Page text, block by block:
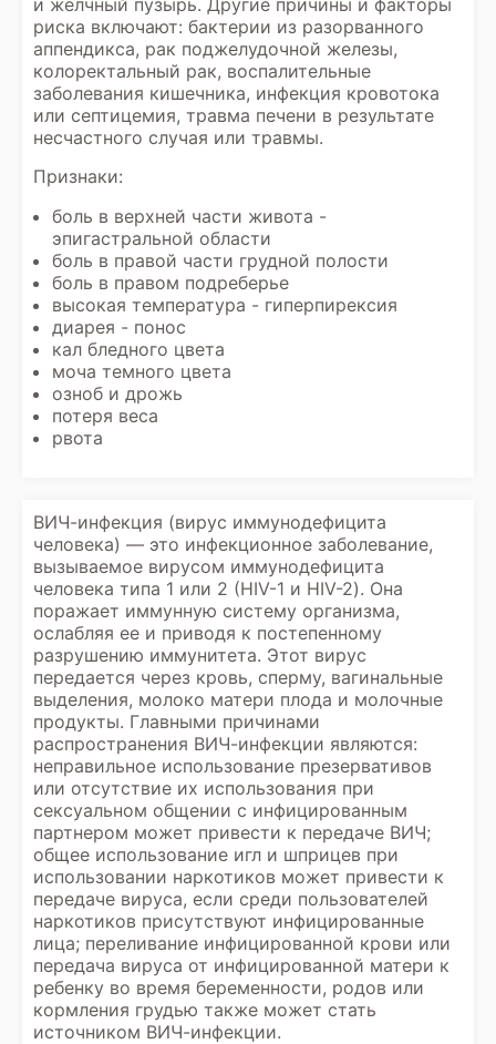
и желчный пузырь. Другие причины и факторы
риска включают: бактерии из разорванного
аппендикса, рак поджелудочной железы,
колоректальный рак, воспалительные
заболевания кишечника, инфекция кровотока
или септицемия, травма печени в результате
несчастного случая или травмы.
Признаки:
боль в верхней части живота -
эпигастральной области
боль в правой части грудной полости
боль в правом подреберье
высокая температура - гиперпирексия
диарея - понос
кал бледного цвета
моча темного цвета
озноб и дрожь
потеря веса
рвота
ВИЧ-инфекция (вирус иммунодефицита
человека) — это инфекционное заболевание,
вызываемое вирусом иммунодефицита
человека типа 1 или 2 (HIV-1 и HIV-2). Она
поражает иммунную систему организма,
ослабляя ее и приводя к постепенному
разрушению иммунитета. Этот вирус
передается через кровь, сперму, вагинальные
выделения, молоко матери плода и молочные
продукты. Главными причинами
распространения ВИЧ-инфекции являются:
неправильное использование презервативов
или отсутствие их использования при
сексуальном общении с инфицированным
партнером может привести к передаче ВИЧ;
общее использование игл и шприцев при
использовании наркотиков может привести к
передаче вируса, если среди пользователей
наркотиков присутствуют инфицированные
лица; переливание инфицированной крови или
передача вируса от инфицированной матери к
ребенку во время беременности, родов или
кормления грудью также может стать
источником ВИЧ-инфекции.